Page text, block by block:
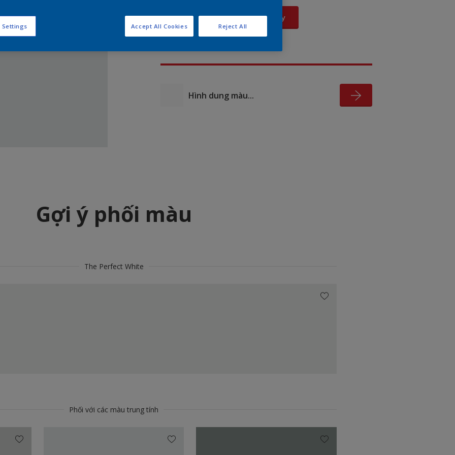
Xem Ngay
Hình dung màu...
Gợi ý phối màu
The Perfect White
Phối với các màu trung tính
Settings Reject All
Accept All Cookies